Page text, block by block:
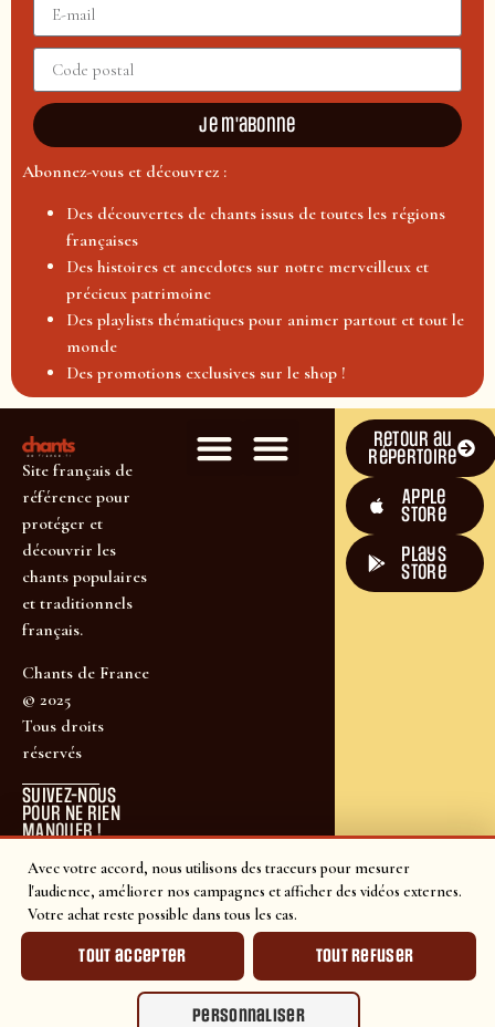
Avec votre accord, nous utilisons des traceurs pour mesurer
l'audience, améliorer nos campagnes et afficher des vidéos externes.
Votre achat reste possible dans tous les cas.
Tout accepter Tout refuser
Personnaliser
Je m'abonne
Abonnez-vous et découvrez :
Des découvertes de chants issus de toutes les régions
françaises
Des histoires et anecdotes sur notre merveilleux et
précieux patrimoine
Des playlists thématiques pour animer partout et tout le
monde
Des promotions exclusives sur le shop !
Site français de
référence pour
protéger et
découvrir les
chants populaires
et traditionnels
français.
Chants de France
© 2025
Tous droits
réservés
SUIVEZ-NOUS
POUR NE RIEN
MANQUER !
Retour au
répertoire
Apple
Store
plays
store